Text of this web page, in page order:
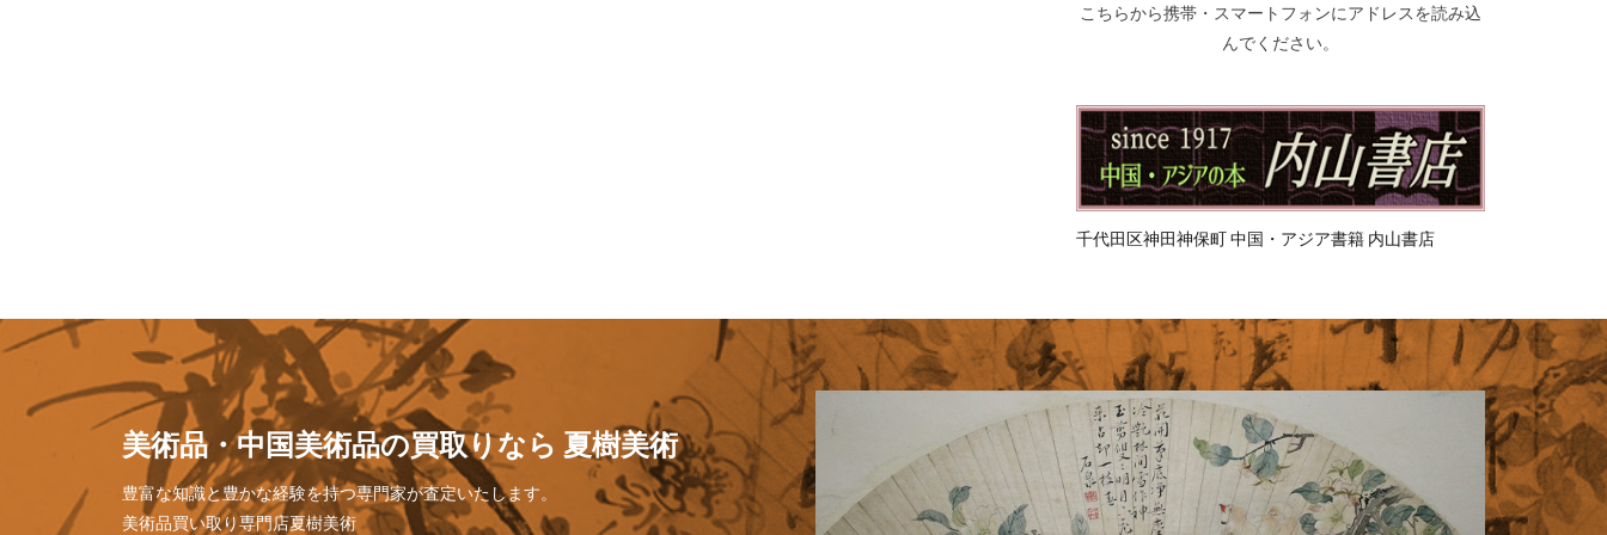
こちらから携帯・スマートフォンにアドレスを読み込
んでください。
千代田区神田神保町 中国・アジア書籍 内山書店
美術品・中国美術品の買取りなら 夏樹美術
豊富な知識と豊かな経験を持つ専門家が査定いたします。
美術品買い取り専門店夏樹美術